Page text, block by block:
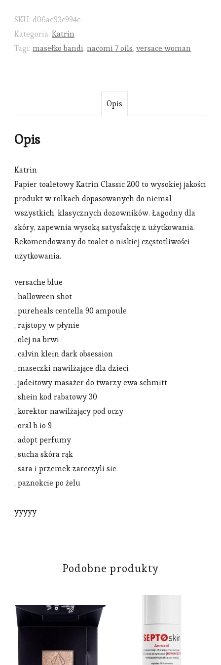
SKU: d06ae93c994e
Kategoria: Katrin
Tagi: masełko bandi, nacomi 7 oils, versace woman
Opis
Opis
Katrin
Papier toaletowy Katrin Classic 200 to wysokiej jakości
produkt w rolkach dopasowanych do niemal
wszystkich, klasycznych dozowników. Łagodny dla
skóry, zapewnia wysoką satysfakcję z użytkowania.
Rekomendowany do toalet o niskiej częstotliwości
użytkowania.
versache blue
, halloween shot
, pureheals centella 90 ampoule
, rajstopy w płynie
, olej na brwi
, calvin klein dark obsession
, maseczki nawilżające dla dzieci
, jadeitowy masażer do twarzy ewa schmitt
, shein kod rabatowy 30
, korektor nawilżający pod oczy
, oral b io 9
, adopt perfumy
, sucha skóra rąk
, sara i przemek zareczyli sie
, paznokcie po żelu
yyyyy
Podobne produkty